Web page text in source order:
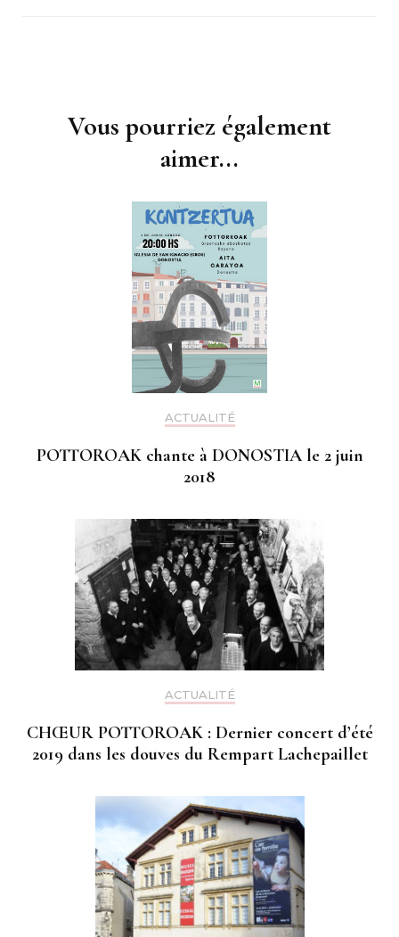
Vous pourriez également
aimer...
ACTUALITÉ
POTTOROAK chante à DONOSTIA le 2 juin
2018
ACTUALITÉ
CHŒUR POTTOROAK : Dernier concert d’été
2019 dans les douves du Rempart Lachepaillet